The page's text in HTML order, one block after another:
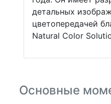
детальных
цветопередачей
Natural Color
Основные